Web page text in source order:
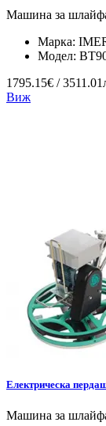
Машина за
Марка:
Модел:
1795.15€ /
Виж
Електрическа
Машина за